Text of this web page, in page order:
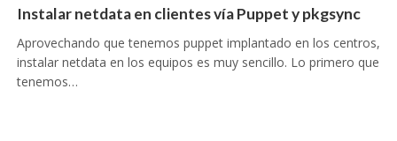
Instalar netdata en clientes vía Puppet y pkgsync
Aprovechando que tenemos puppet implantado en los centros,
instalar netdata en los equipos es muy sencillo. Lo primero que
tenemos…